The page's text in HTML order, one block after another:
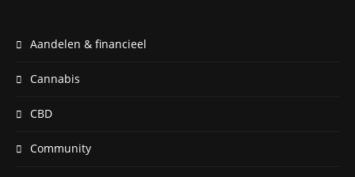
Aandelen & financieel
Cannabis
CBD
Community